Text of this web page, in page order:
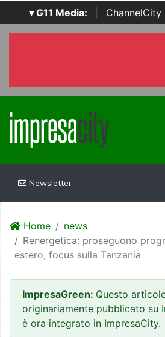
▾ G11 Media: ChannelCity
SecurityOpenLab | Italian
Newsletter
Home
news
Renergetica: proseguono
estero, focus sulla Tanzania
ImpresaGreen: Questo
originariamente pubblicato su
è ora integrato in ImpresaCity.